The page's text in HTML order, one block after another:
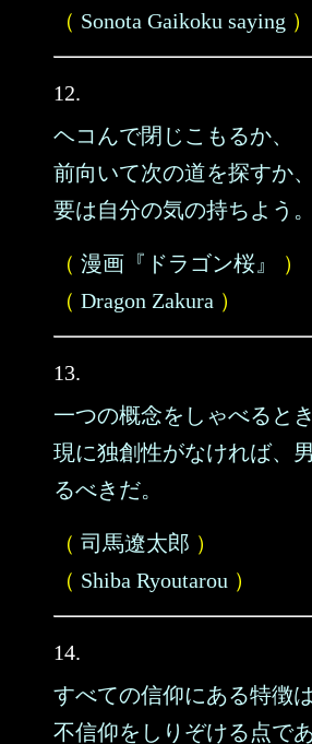
（ Sonota Gaikoku saying ）
12.
ヘコんで閉じこもるか、
前向いて次の道を探すか、
要は自分の気の持ちよう。
（ 漫画『ドラゴン桜』
）
（ Dragon Zakura ）
13.
一つの概念をしゃべると
現に独創性がなければ、
るべきだ。
（ 司馬遼太郎 ）
（ Shiba Ryoutarou ）
14.
すべての信仰にある特徴は
不信仰をしりぞける点であ